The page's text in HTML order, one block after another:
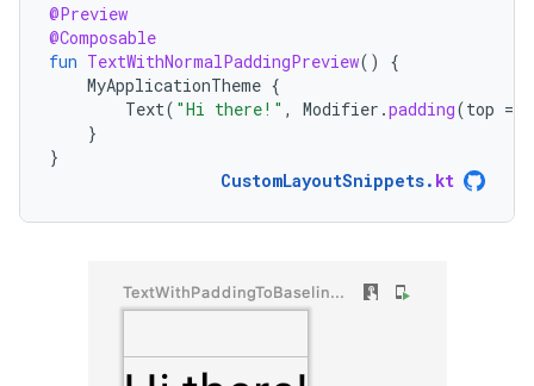
@Preview
@Composable
fun TextWithNormalPaddingPreview()
{
MyApplicationTheme {
Text( "Hi there!" , Modifier .padding(top =
}
}
CustomLayoutSnippets. kt